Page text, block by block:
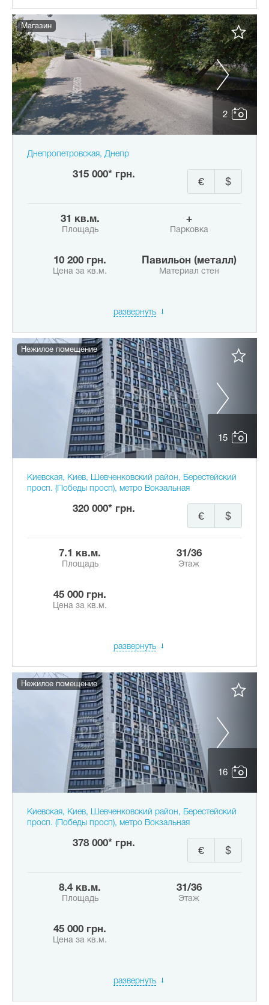
2
Магазин
Днепропетровская, Днепр
315 000* грн.
$
€
31 кв.м.
Площадь
+
Парковка
10 200 грн.
Цена за кв.м.
Павильон (металл)
Материал стен
развернуть
15
Нежилое помещение
Киевская, Киев, Шевченковский район, Берестейский
просп. (Победы просп), метро Вокзальная
320 000* грн.
$
€
7.1 кв.м.
Площадь
31/36
Этаж
45 000 грн.
Цена за кв.м.
развернуть
16
Нежилое помещение
Киевская, Киев, Шевченковский район, Берестейский
просп. (Победы просп), метро Вокзальная
378 000* грн.
$
€
8.4 кв.м.
Площадь
31/36
Этаж
45 000 грн.
Цена за кв.м.
развернуть